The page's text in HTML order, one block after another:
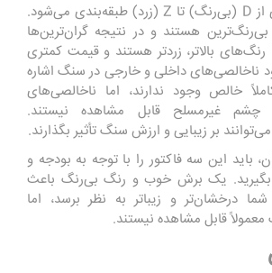
برلیان از لحاظ رنگی از D (بی‌رنگ) تا Z (زرد) طبقه‌بندی می‌شود.
الماس‌های D و E بی‌رنگ‌ترین هستند و در نتیجه گران‌ترین‌ها
بالاتر، زردتر هستند و قیمت کمتری
ناخالصی‌های داخلی و خارجی در سنگ اشاره
خالص وجود ندارند، اما ناخالصی‌های
چشم غیرمسلح قابل مشاهده نیستند.
بر زیبایی و ارزش سنگ تأثیر بگذارند.
باید این سه فاکتور را با توجه به بودجه و
بگیرید. یک برش خوب و رنگ بی‌رنگ باعث
درخشان‌تر و زیباتر به نظر برسد، اما
قابل مشاهده نیستند.